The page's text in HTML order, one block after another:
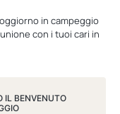
in campeggio
con i tuoi cari in
IL BENVENUTO